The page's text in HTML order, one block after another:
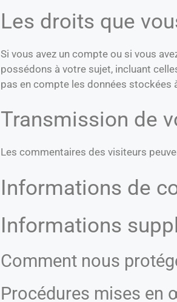
Les droits que
Si vous avez un compte ou si vous
possédons à votre sujet, incluant
pas en compte les données stockées
Transmission de
Les commentaires des visiteurs
Informations de
Informations
Comment nous
Procédures mises en